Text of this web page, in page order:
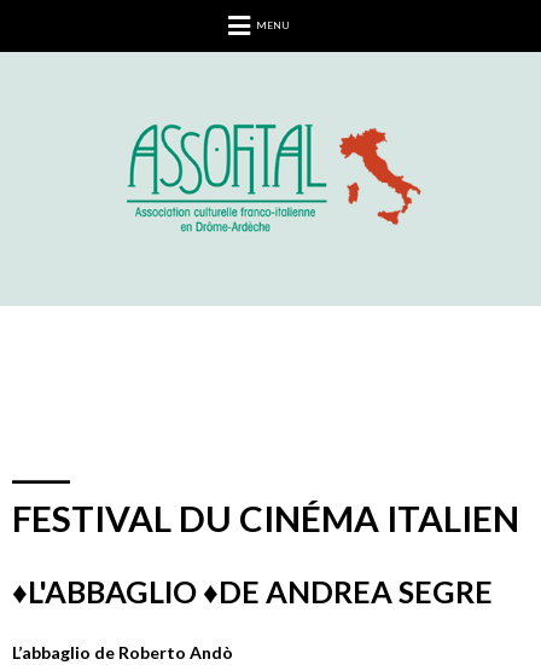
MENU
FESTIVAL DU CINÉMA ITALIEN
♦️L'ABBAGLIO ♦️DE ANDREA SEGRE
L’abbaglio de Roberto Andò